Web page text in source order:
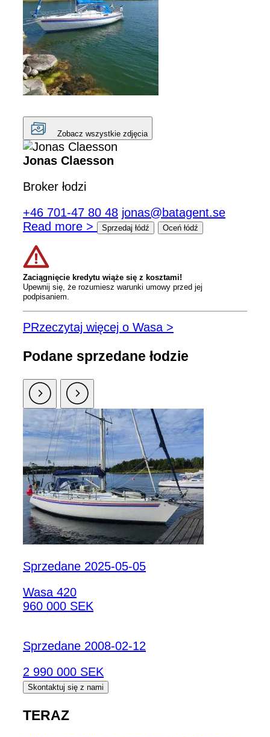
Zobacz wszystkie zdjęcia
Jonas Claesson
Broker łodzi
+46 701-47 80 48 jonas@batagent.se
Read more >
Sprzedaj łódź Oceń łódź
Zaciągnięcie kredytu wiąże się z kosztami!
Upewnij się, że rozumiesz warunki umowy przed jej
podpisaniem.
PRzeczytaj więcej o Wasa >
Podane sprzedane łodzie
Sprzedane 2025-05-05
Wasa 420
960 000 SEK
Sprzedane 2008-02-12
2 990 000 SEK
Skontaktuj się z nami
TERAZ